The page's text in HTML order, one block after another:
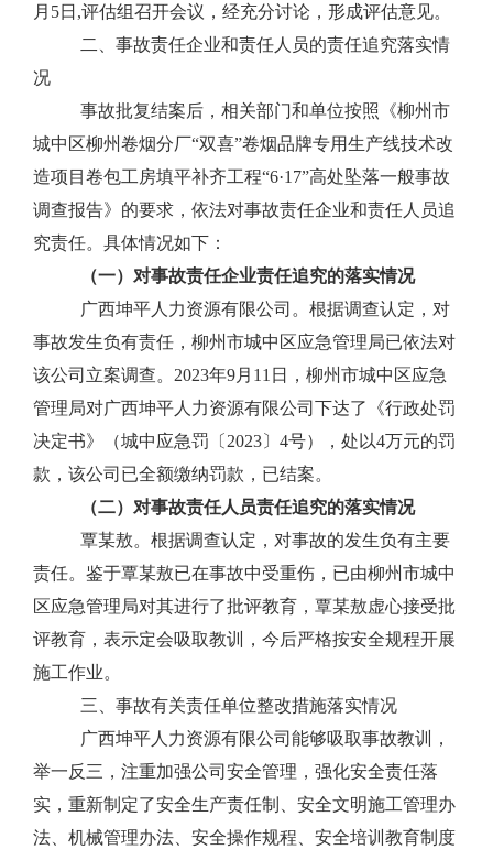
月 5日,评估组召开会议，经充分讨论，形成评估意见。
二、事故责任企业和责任人员的责任追究落实情
况
事故批复结案后，相关部门和单位按照《柳州市
城中区柳州卷烟分厂“双喜”卷烟品牌专用生产线技术改
造项目卷包工房填平补齐工程“6·17”高处坠落一般事故
调查报告》的要求，依法对事故责任企业和责任人员追
究责任。具体情况如下：
（一）对事故责任企业责任追究的落实情况
广西坤平人力资源有限公司。根据调查认定，对
事故发生负有责任，柳州市城中区应急管理局已依法对
该公司立案调查。 2023年9月 11 日，柳州市城中区应急
管理局对广西坤平人力资源有限公司下达了《行政处罚
决定书》（城中应急罚〔 2023〕 4号），处以4万元的罚
款，该公司已全额缴纳罚款，已结案。
（二）对事故责任人员责任追究的落实情况
覃某敖。根据调查认定，对事故的发生负有主要
责任。鉴于覃某敖已在事故中受重伤，已由柳州市城中
区应急管理局对其进行了批评教育，覃某敖虚心接受批
评教育，表示定会吸取教训，今后严格按安全规程开展
施工作业。
三、事故有关责任单位整改措施落实情况
广西坤平人力资源有限公司能够吸取事故教训，
举一反三，注重加强公司安全管理，强化安全责任落
实，重新制定了安全生产责任制、安全文明施工管理办
法、机械管理办法、安全操作规程、安全培训教育制度